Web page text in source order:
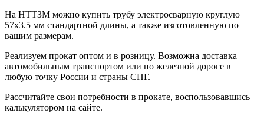
На НТТЗМ можно купить трубу электросварную круглую
57х3.5 мм стандартной длины, а также изготовленную по
вашим размерам.
Реализуем прокат оптом и в розницу. Возможна доставка
автомобильным транспортом или по железной дороге в
любую точку России и страны СНГ.
Рассчитайте свои потребности в прокате, воспользовавшись
калькулятором на сайте.